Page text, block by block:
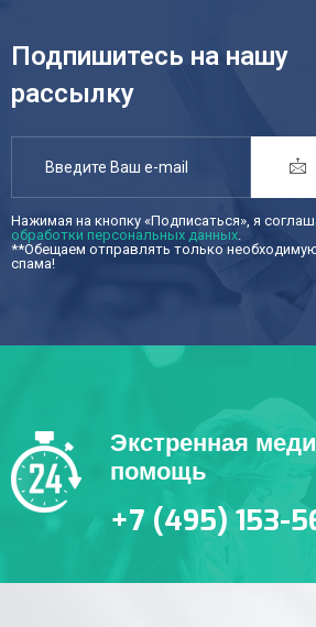
Подпишитесь на нашу
рассылку
Нажимая на кнопку «Подписаться», я
обработки персональных данных.
**Обещаем отправлять только
спама!
Экстренная
помощь
+7 (495) 153-